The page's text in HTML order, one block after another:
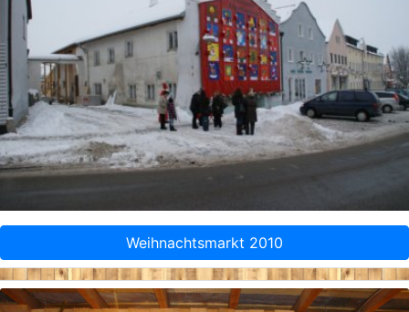
Weihnachtsmarkt 2010